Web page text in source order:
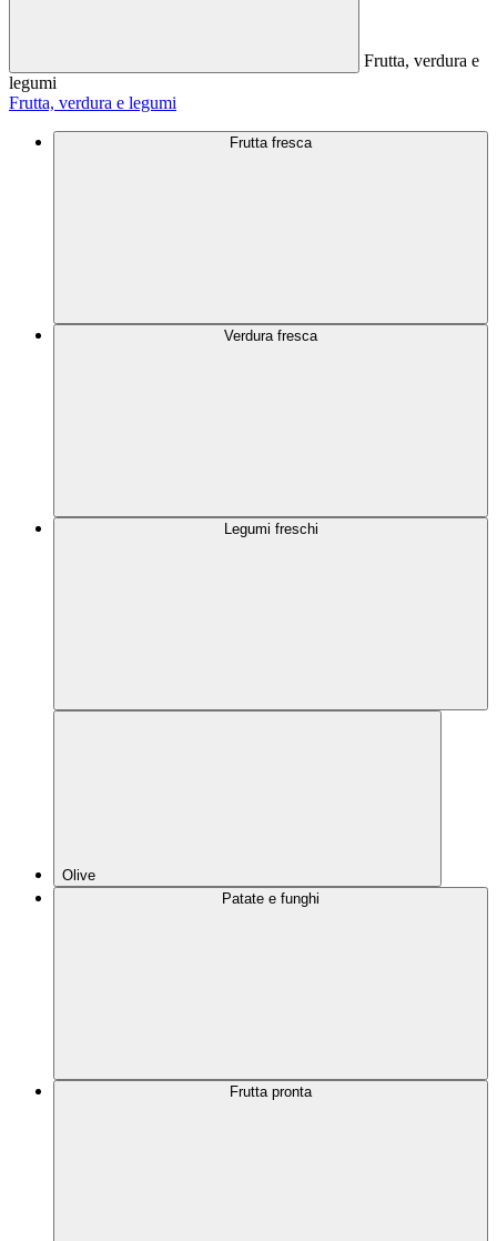
Frutta, verdura e
legumi
Frutta, verdura e legumi
Frutta fresca
Verdura fresca
Legumi freschi
Olive
Patate e funghi
Frutta pronta